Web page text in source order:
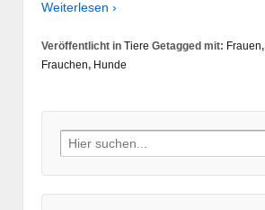
Weiterlesen ›
Veröffentlicht in Tiere Getagged mit: Frauen,
Frauchen, Hunde
Suche nach: